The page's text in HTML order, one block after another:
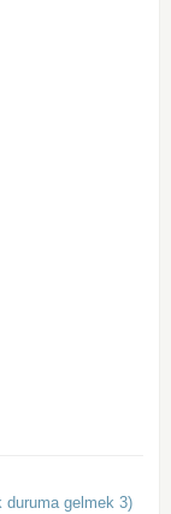
duruma gelmek 3)